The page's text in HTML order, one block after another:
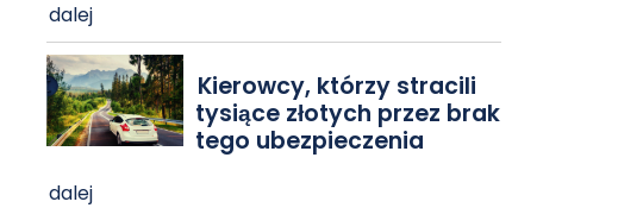
dalej
Kierowcy, którzy stracili
tysiące złotych przez brak
tego ubezpieczenia
dalej